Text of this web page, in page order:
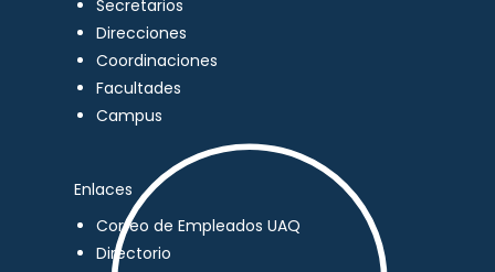
Secretarios
Direcciones
Coordinaciones
Facultades
Campus
Enlaces
Correo de Empleados UAQ
Directorio